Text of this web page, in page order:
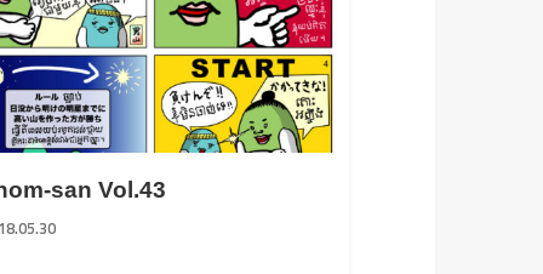
san Vol.43